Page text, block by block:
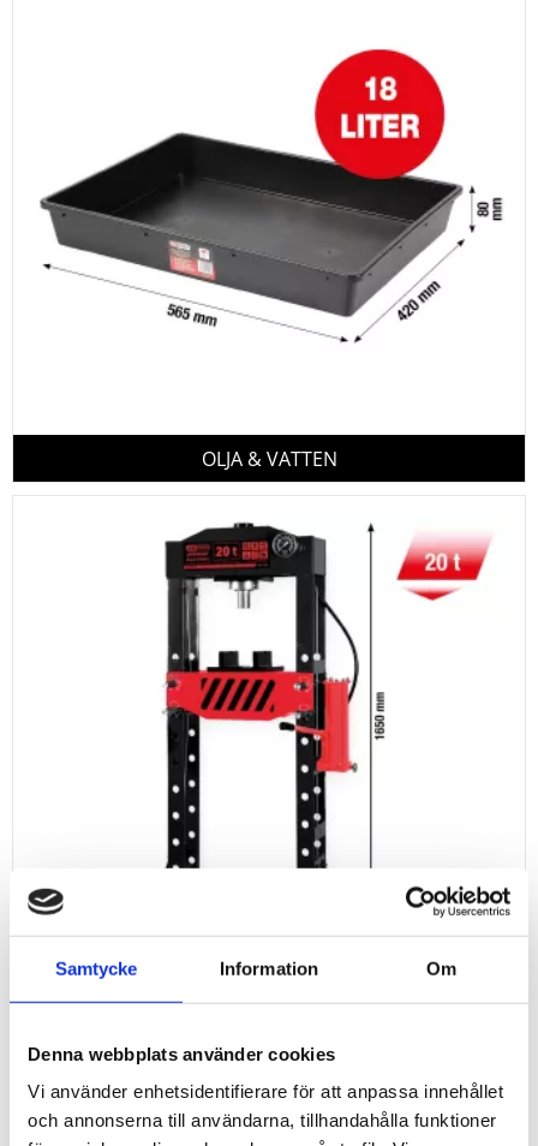
Samtycke Information Om
Denna webbplats använder cookies
Vi använder enhetsidentifierare för att anpassa innehållet
och annonserna till användarna, tillhandahålla funktioner
OLJA & VATTEN